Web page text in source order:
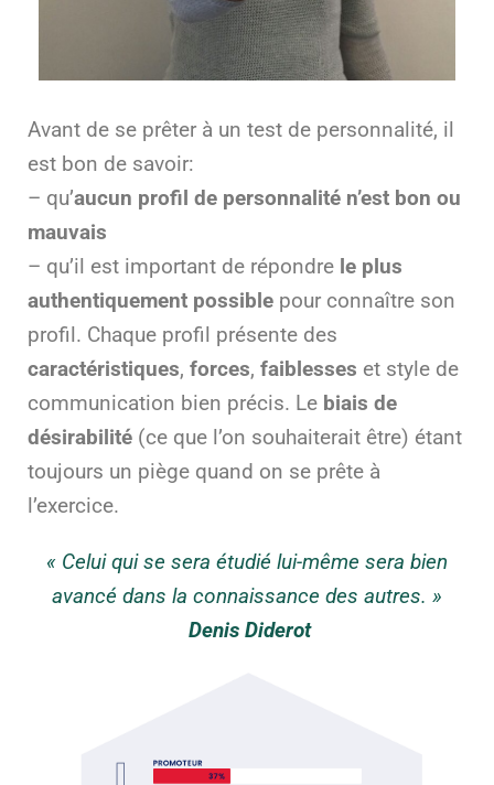
Avant de se prêter à un test de personnalité, il
est bon de savoir:
– qu’aucun profil de personnalité n’est bon ou
mauvais
– qu’il est important de répondre le plus
authentiquement possible pour connaître son
profil. Chaque profil présente des
caractéristiques, forces, faiblesses et style de
communication bien précis. Le biais de
désirabilité (ce que l’on souhaiterait être) étant
toujours un piège quand on se prête à
l’exercice.
« Celui qui se sera étudié lui-même sera bien
avancé dans la connaissance des autres. »
Denis Diderot